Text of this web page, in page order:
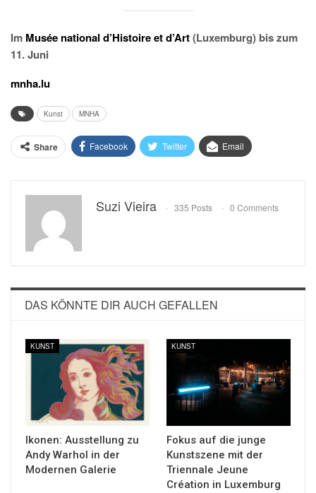
Im Musée national d’Histoire et d’Art(Luxemburg) bis zum
11. Juni
mnha.lu
Kunst MNHA
Share Facebook Twitter Email
Suzi Vieira 335 Posts 0 Comments
DAS KÖNNTE DIR AUCH GEFALLEN
KUNST
Ikonen: Ausstellung zu
Andy Warhol in der
Modernen Galerie
KUNST
Fokus auf die junge
Kunstszene mit der
Triennale Jeune
Création in Luxemburg